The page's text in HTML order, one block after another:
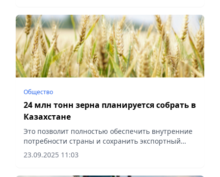
Общество
24 млн тонн зерна планируется собрать в
Казахстане
Это позволит полностью обеспечить внутренние
потребности страны и сохранить экспортный
потенциал, сообщает Vecher.kz.
23.09.2025 11:03